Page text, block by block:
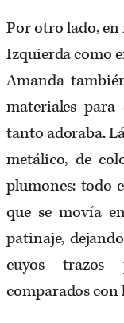
Por otro lado,
Izquierda como
Amanda
materiales
tanto adoraba.
metálico, de
plumones: todo
que se movía
patinaje,
cuyos trazos
comparados con